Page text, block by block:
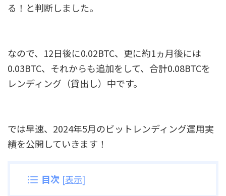
る！と判断しました。
なので、12日後に0.02BTC、更に約1ヵ月後には
0.03BTC、それからも追加をして、合計0.08BTCを
レンディング（貸出し）中です。
では早速、2024年5月のビットレンディング運用実
績を公開していきます！
目次 [表示]